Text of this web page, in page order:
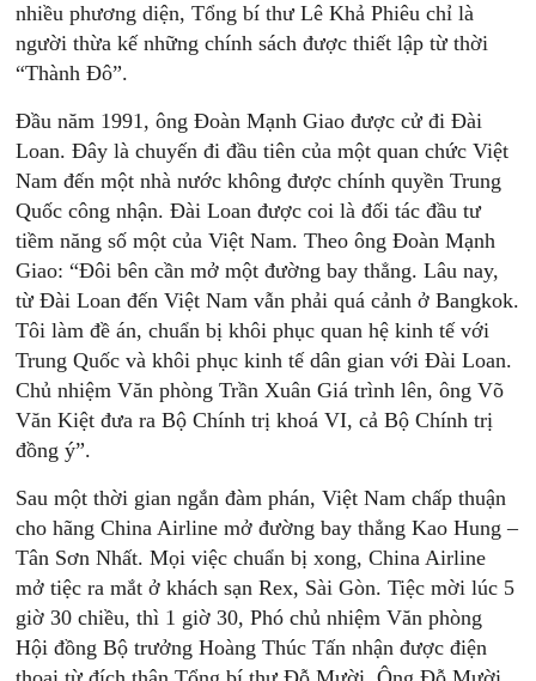
nhiều phương diện, Tổng bí thư Lê Khả Phiêu chỉ là
người thừa kế những chính sách được thiết lập từ thời
“Thành Đô”.
Đầu năm 1991, ông Đoàn Mạnh Giao được cử đi Đài
Loan. Đây là chuyến đi đầu tiên của một quan chức Việt
Nam đến một nhà nước không được chính quyền Trung
Quốc công nhận. Đài Loan được coi là đối tác đầu tư
tiềm năng số một của Việt Nam. Theo ông Đoàn Mạnh
Giao: “Đôi bên cần mở một đường bay thẳng. Lâu nay,
từ Đài Loan đến Việt Nam vẫn phải quá cảnh ở Bangkok.
Tôi làm đề án, chuẩn bị khôi phục quan hệ kinh tế với
Trung Quốc và khôi phục kinh tế dân gian với Đài Loan.
Chủ nhiệm Văn phòng Trần Xuân Giá trình lên, ông Võ
Văn Kiệt đưa ra Bộ Chính trị khoá VI, cả Bộ Chính trị
đồng ý”.
Sau một thời gian ngắn đàm phán, Việt Nam chấp thuận
cho hãng China Airline mở đường bay thẳng Kao Hung –
Tân Sơn Nhất. Mọi việc chuẩn bị xong, China Airline
mở tiệc ra mắt ở khách sạn Rex, Sài Gòn. Tiệc mời lúc 5
giờ 30 chiều, thì 1 giờ 30, Phó chủ nhiệm Văn phòng
Hội đồng Bộ trưởng Hoàng Thúc Tấn nhận được điện